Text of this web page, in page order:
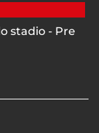
stadio - Pre